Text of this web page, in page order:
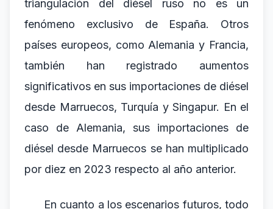
triangulación del diésel ruso no es un
fenómeno exclusivo de España. Otros
países europeos, como Alemania y Francia,
también han registrado aumentos
significativos en sus importaciones de diésel
desde Marruecos, Turquía y Singapur. En el
caso de Alemania, sus importaciones de
diésel desde Marruecos se han multiplicado
por diez en 2023 respecto al año anterior.
En cuanto a los escenarios futuros, todo